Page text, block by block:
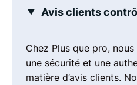
Avis clients
Chez Plus que pro,
une sécurité et une
matière d’avis clients.